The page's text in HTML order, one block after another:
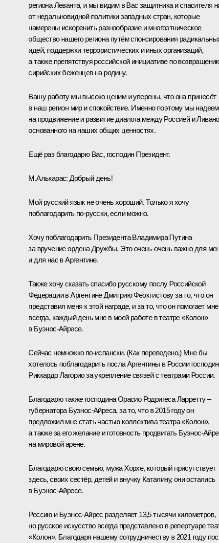
региона Леванта, и мы видим в Вас защитника и спасителя
от недальновидной политики западных стран, которые
намерены искоренить разнообразие и многоэтническое
общество нашего региона путём спонсирования
идей, поддержки террористических и иных организаций,
а также препятствуя российской инициативе по
сирийских беженцев на родину.
Вашу работу мы высоко ценим и уверены, что она принесёт
в наш регион мир и спокойствие. Именно поэтому мы
на продвижение и развитие диалога между Россией и
основанного на наших общих ценностях.
Ещё раз благодарю Вас, господин Президент.
М.Алькарас: Добрый день!
Мой русский язык не очень хороший. Только я хочу
поблагодарить по‑русски, если можно.
Хочу поблагодарить Президента Владимира Путина
за вручение ордена Дружбы. Это очень‑очень важно для
и для нас в Аргентине.
Также хочу сказать спасибо русскому послу Российской
Федерации в Аргентине Дмитрию Феоктистову за то, что он
представил меня к этой награде, и за то, что он помогает мне
всегда, каждый день мне в моей работе в театре «Колон»
в Буэнос‑Айресе.
Сейчас немножко по‑испански. (Как переведено.) Мне бы
хотелось поблагодарить посла Аргентины в России
Риккардо Лагорио за укрепление связей с театрами России.
Благодарю также господина Орасио Родригеса Ларретту ‒
губернатора Буэнос‑Айреса, за то, что в 2015 году он
предложил мне стать частью коллектива театра «Колон»,
а также за его желание и готовность продвигать
на мировой арене.
Благодарю свою семью, мужа Хорхе, который присутствует
здесь, своих сестёр, детей и внучку Каталину, они остались
в Буэнос‑Айресе.
Россию и Буэнос‑Айрес разделяет 13,5 тысячи километров,
но русское искусство всегда представлено в репертуаре
«Колон». Благодаря нашему сотрудничеству в 2021 году